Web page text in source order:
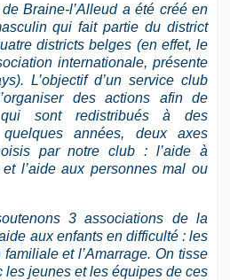
Braine-l’Alleud a été créé en
qui fait partie du district
districts belges (en effet, le
internationale, présente
L’objectif d’un service club
des actions afin de
sont redistribués à des
années, deux axes
par notre club :l’aide à
l’aide aux personnes mal ou
3 associations de la
aux enfants en difficulté : les
et l’Amarrage. On tisse
les jeunes et les équipes de ces